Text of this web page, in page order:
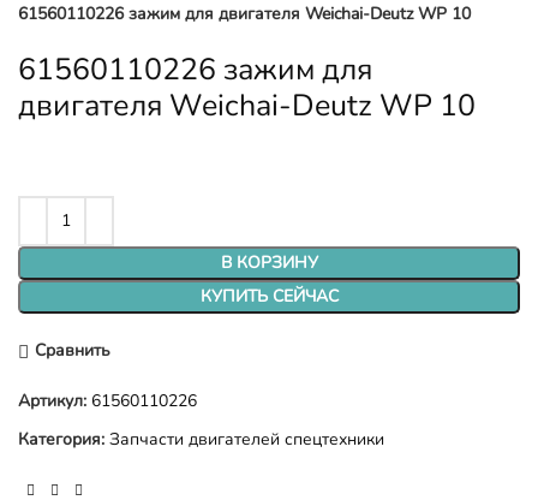
61560110226 зажим для двигателя Weichai-Deutz WP 10
61560110226 зажим для
двигателя Weichai-Deutz WP 10
В КОРЗИНУ
КУПИТЬ СЕЙЧАС
Сравнить
Артикул: 61560110226
Категория: Запчасти двигателей спецтехники